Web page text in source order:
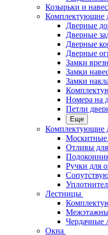
Козырьки и
Комплектующие
Дверные
Дверные
Дверные
Дверные
Замки
Замки
Замки
Номера на
Петли
Еще
Комплектующие
Москитные
Отливы
Ручки для
Лестницы
Чердачные
Окна